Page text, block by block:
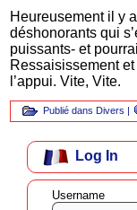
Heureusement il y
déshonorants qui
puissants- et
Ressaisissement
l’appui. Vite, Vite.
Publié dans Divers |
Log In
Username